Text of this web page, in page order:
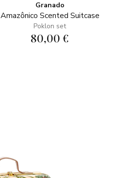
Granado
Amazônico Scented Suitcase
Poklon set
80,00 €